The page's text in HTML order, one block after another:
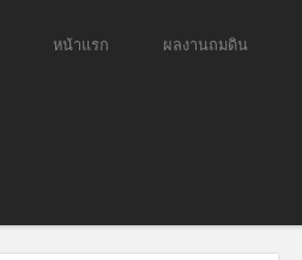
ข้ามไปยังเนื้อหา
หน้าแรก ผลงานถมดิน